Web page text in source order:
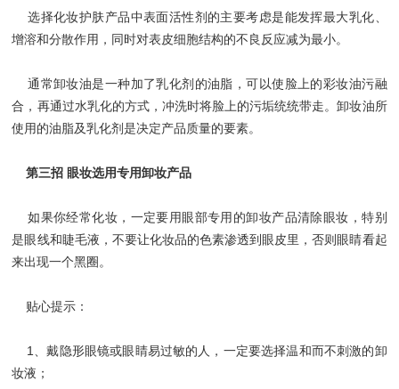
选择化妆护肤产品中表面活性剂的主要考虑是能发挥最大乳化、
增溶和分散作用，同时对表皮细胞结构的不良反应减为最小。
通常卸妆油是一种加了乳化剂的油脂，可以使脸上的彩妆油污融
合，再通过水乳化的方式，冲洗时将脸上的污垢统统带走。卸妆油所
使用的油脂及乳化剂是决定产品质量的要素。
第三招 眼妆选用专用卸妆产品
如果你经常化妆，一定要用眼部专用的卸妆产品清除眼妆，特别
是眼线和睫毛液，不要让化妆品的色素渗透到眼皮里，否则眼睛看起
来出现一个黑圈。
贴心提示：
1、戴隐形眼镜或眼睛易过敏的人，一定要选择温和而不刺激的卸
妆液；